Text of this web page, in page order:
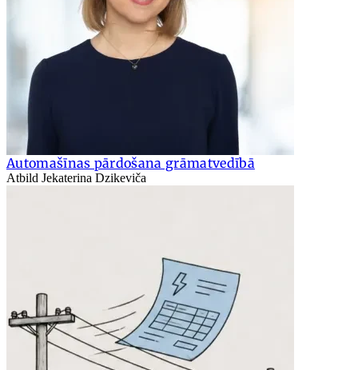
Automašīnas pārdošana grāmatvedībā
Atbild Jekaterina Dzikeviča